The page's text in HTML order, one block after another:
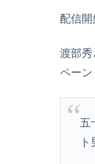
配信開
渡部
ペー
五